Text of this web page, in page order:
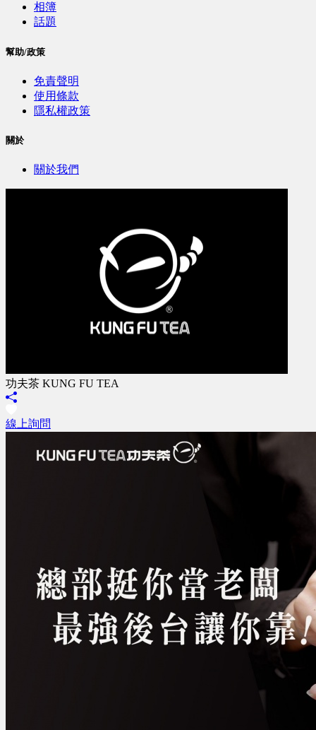
相簿
話題
幫助/政策
免責聲明
使用條款
隱私權政策
關於
關於我們
功夫茶 KUNG FU TEA
線上詢問